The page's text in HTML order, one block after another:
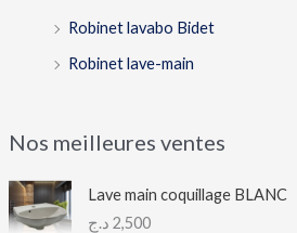
Robinet lavabo Bidet
Robinet lave-main
Nos meilleures ventes
Lave main coquillage BLANC
2,500 د.ج